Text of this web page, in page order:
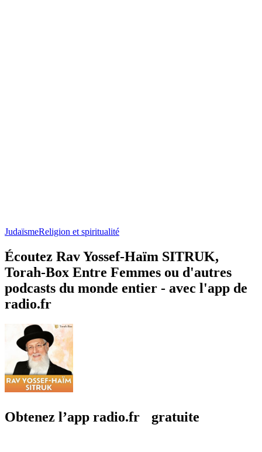
JudaïsmeReligion et spiritualité
Écoutez Rav Yossef-Haïm SITRUK,
Torah-Box Entre Femmes ou d'autres
podcasts du monde entier - avec l'app de
radio.fr
Obtenez l’app radio.fr gratuite